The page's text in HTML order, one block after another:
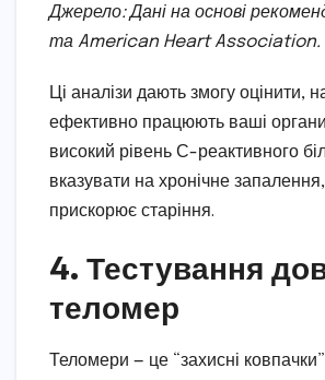
Джерело: Дані на основі
та American Heart Association.
Ці аналізи дають змогу оцінити,
ефективно працюють ваші
високий рівень С-реактивного
вказувати на хронічне
прискорює старіння.
4. Тестування
теломер
Теломери — це “захисні